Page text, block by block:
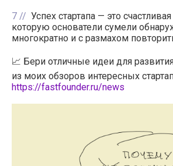
7
Успех стартапа — это
которую основатели сумели
многократно и с размахом
📈 Бери отличные идеи для
из моих обзоров интересных
https://fastfounder.ru/news